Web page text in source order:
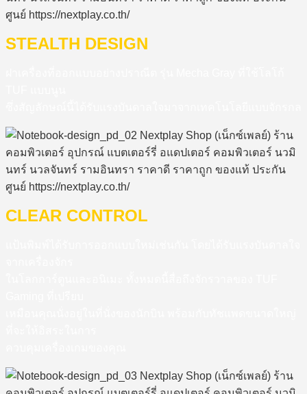
STEALTH DESIGN
CLEAR CONTROL